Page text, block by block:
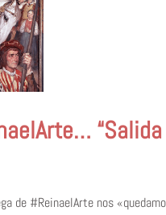
de #ReinaelArte nos